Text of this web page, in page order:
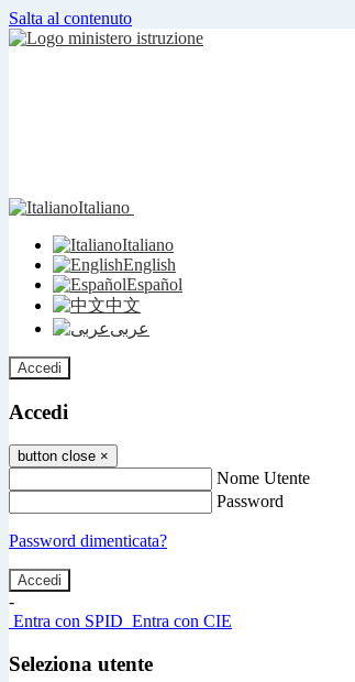
Salta al contenuto
Italiano
Italiano
English
Español
中文
عربى
Accedi
Accedi
button close ×
Nome Utente
Password
Password dimenticata?
-
Entra con SPID Entra con CIE
Seleziona utente